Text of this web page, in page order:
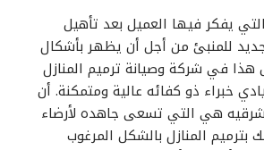
التي يفكر فيها العميل بعد تأهيل
للمنبئ من أجل أن يظهر بأشكال
هذا في شركة وصيانة ترميم المنازل
خبراء ذو كفائه عالية ومتمكنة. أن
هي التي تسعى جاهده لأرضاء
بترميم المنازل بالشكل المرغوب